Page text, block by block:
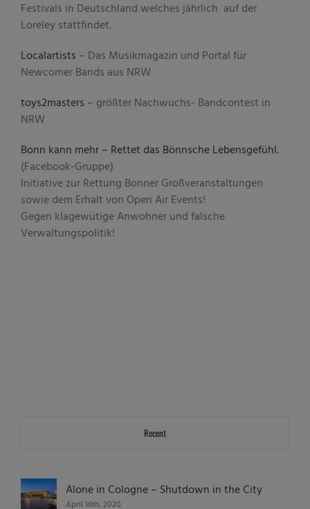
Festivals in Deutschland welches jährlich auf der
Loreley stattfindet.
Localartists – Das Musikmagazin und Portal für
Newcomer Bands aus NRW
toys2masters – größter Nachwuchs- Bandcontest in
NRW
Bonn kann mehr – Rettet das Bönnsche Lebensgefühl.
(Facebook-Gruppe)
Initiative zur Rettung Bonner Großveranstaltungen
sowie dem Erhalt von Open Air Events!
Gegen klagewütige Anwohner und falsche
Verwaltungspolitik!
Recent
Alone in Cologne – Shutdown in the City
April 16th, 2020